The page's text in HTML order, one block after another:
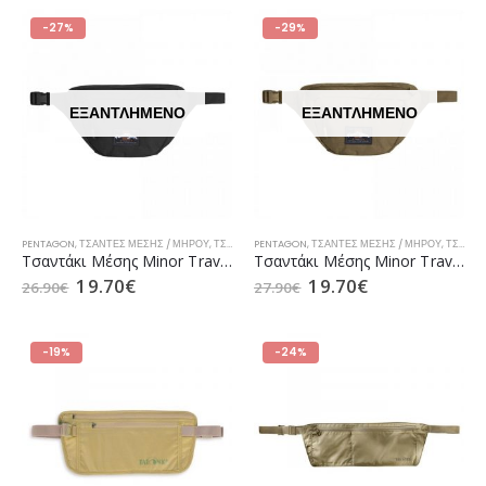
-27%
ΕΞΑΝΤΛΗΜΈΝΟ
PENTAGON,ΤΣΆΝΤΕΣ ΜΈΣΗΣ / ΜΗΡΟΎ,ΤΣΆΝΤΕΣ ΜΈΣΗΣ / ΜΗΡΟΎ CAMPING
Τσαντάκι Μέσης Minor Travel Pouch της Pentagon Black (K17080)
26.90€ 19.70€
-29%
ΕΞΑΝΤΛΗΜΈΝΟ
PENTAGON,ΤΣΆΝΤΕΣ ΜΈΣΗΣ / ΜΗΡΟΎ,ΤΣΆΝΤΕΣ ΜΈΣΗΣ / ΜΗΡΟΎ CAMPING
Τσαντάκι Μέσης Minor Travel Pouch της Pentagon Coyote (K17080)
27.90€ 19.70€
-19% -24%